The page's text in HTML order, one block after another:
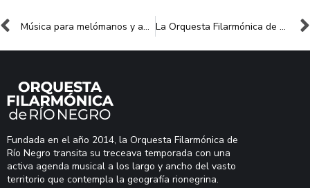
Música para melómanos y apasionados: lo que dejó el FIMBA, el ecléctico festival de Bariloche La Orquesta Filarmónica de Río Negro: el “experimento” que cambió el paisaje musical de la Patagonia
Fundada en el año 2014, la Orquesta Filarmónica de
Río Negro transita su treceava temporada con una
activa agenda musical a los largo y ancho del vasto
territorio que contempla la geografía rionegrina.